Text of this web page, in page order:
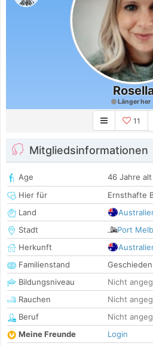
Länger her
11
Mitgliedsinformationen
Age
46 Jahre alt
Hier für
Ernsthafte
Land
Stadt
Port
Herkunft
Familienstand
Geschieden
Bildungsniveau
Nicht
Rauchen
Nicht
Beruf
Nicht
Meine Freunde
Login